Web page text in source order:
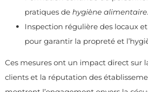
pratiques de hygiène alimentaire.
Inspection régulière des locaux
pour garantir la propreté et
Ces mesures ont un impact direct sur
clients et la réputation des